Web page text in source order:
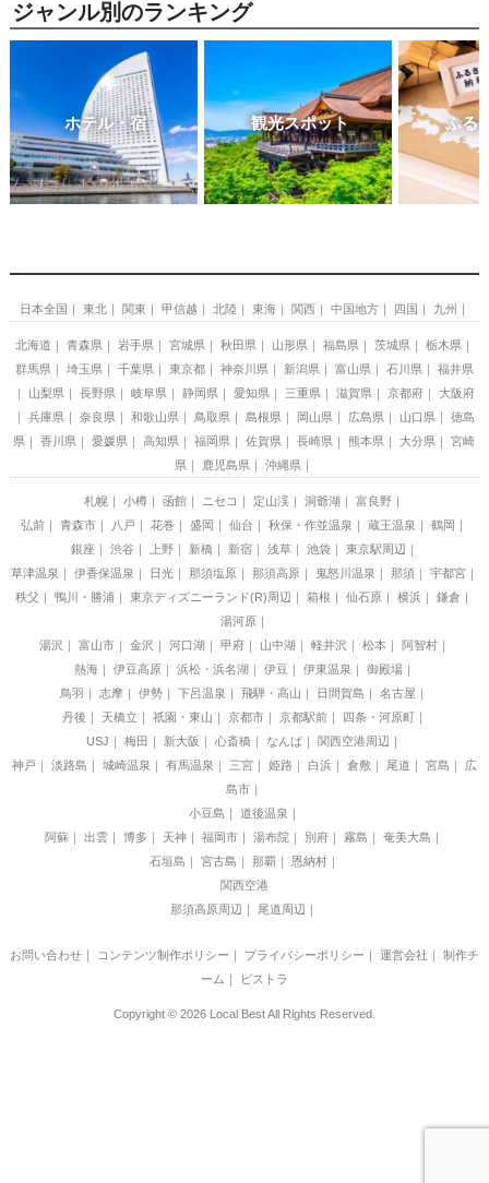
ジャンル別のランキング
ホテル・宿 観光スポット ふる
日本全国 東北 関東 甲信越 北陸 東海 関西 中国地方 四国 九州
北海道 青森県 岩手県 宮城県 秋田県 山形県 福島県 茨城県
栃木県
群馬県
埼玉県 千葉県 東京都 神奈川県 新潟県 富山県 石川県
福井県
山梨県
長野県 岐阜県 静岡県 愛知県 三重県 滋賀県 京都府
大阪府
兵庫県
奈良県 和歌山県 鳥取県 島根県 岡山県 広島県 山口県
徳島
県
香川県 愛媛県 高知県 福岡県 佐賀県 長崎県 熊本県 大分県
宮崎
県
鹿児島県 沖縄県
札幌 小樽 函館 ニセコ 定山渓 洞爺湖
富良野
弘前
青森市 八戸 花巻 盛岡 仙台 秋保・作並温泉 蔵王温泉
鶴岡
銀座
渋谷 上野 新橋 新宿 浅草 池袋
東京駅周辺
草津温泉
伊香保温泉 日光 那須塩原 那須高原 鬼怒川温泉 那須
宇都宮
秩父
鴨川・勝浦 東京ディズニーランド(R)周辺 箱根 仙石原 横浜
鎌倉
湯河原
湯沢
富山市 金沢 河口湖 甲府 山中湖 軽井沢 松本
阿智村
熱海
伊豆高原 浜松・浜名湖 伊豆 伊東温泉
御殿場
鳥羽
志摩 伊勢 下呂温泉 飛騨・高山 日間賀島
名古屋
丹後
天橋立 祇園・東山 京都市 京都駅前
四条・河原町
USJ
梅田 新大阪 心斎橋 なんば
関西空港周辺
神戸
淡路島 城崎温泉 有馬温泉 三宮 姫路 白浜 倉敷 尾道 宮島
広
島市
小豆島
道後温泉
阿蘇
出雲 博多 天神 福岡市 湯布院 別府 霧島
奄美大島
石垣島
宮古島 那覇
恩納村
関西空港
那須高原周辺
尾道周辺
お問い合わせ｜ コンテンツ制作ポリシー ｜ プライバシーポリシー ｜ 運営会社 ｜ 制作チ
ーム ｜ ビストラ
Copyright © 2026 Local Best All Rights Reserved.